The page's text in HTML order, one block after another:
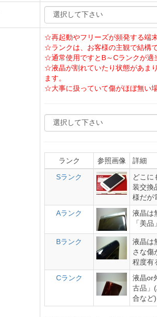
☆再起動やフリーズが頻発する端
☆ランクは、お客様の主観で結構
☆通常使用ですとB～Cランクが適
☆液晶が割れていたり状態があま
ます。
☆大事に扱っていて傷がほぼ無い
ランク 参照画像
詳細
Sランク
どこに
装交換
様だが
Aランク
液晶は
「美品」
Bランク
液晶は
さな傷
程度有
Cランク
液晶or
古品」
合など)